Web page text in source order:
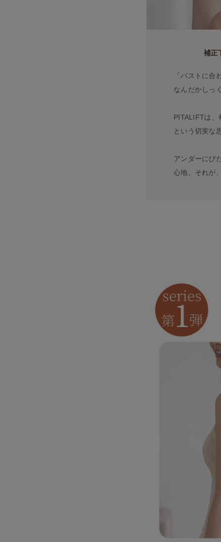
補正
「バストに
なんだかしっ
PITALIFTは、
という切実な
アンダーにぴ
心地。それが